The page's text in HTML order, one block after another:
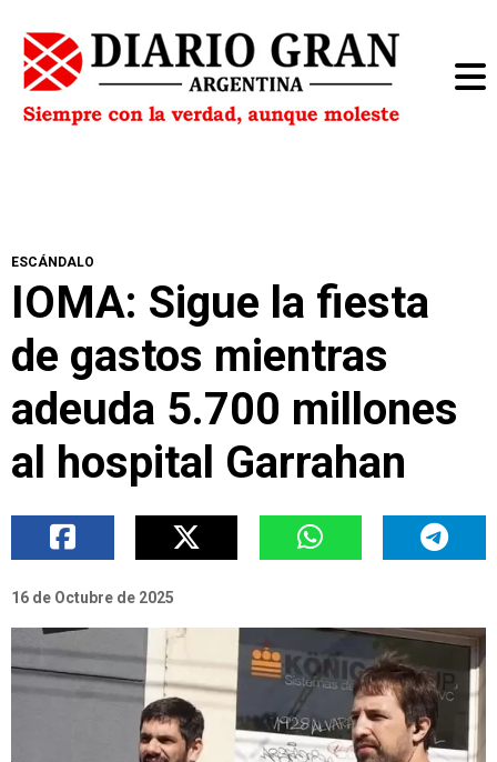
ESCÁNDALO
IOMA: Sigue la fiesta
de gastos mientras
adeuda 5.700 millones
al hospital Garrahan
16 de Octubre de 2025